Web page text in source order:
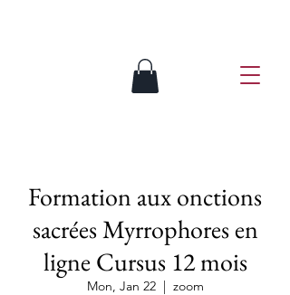
Formation aux onctions
sacrées Myrrophores en
ligne Cursus 12 mois
Mon, Jan 22
  |
zoom